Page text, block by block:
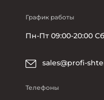
График работы
Пн-Пт 09:00-20:00
sales@profi-
Телефоны